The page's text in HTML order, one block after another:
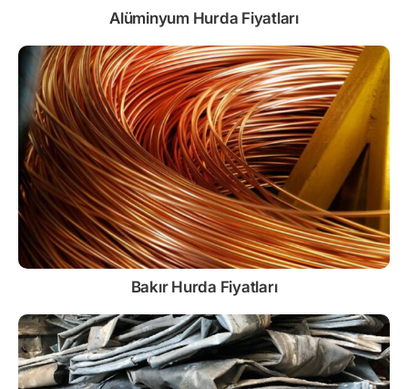
Alüminyum Hurda Fiyatları
Bakır Hurda Fiyatları